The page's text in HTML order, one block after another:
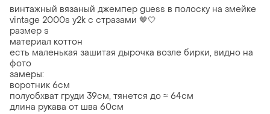
винтажный вязаный джемпер guess в полоску на змейке
vintage 2000s y2k с стразами 🤎🤍
размер s
материал коттон
есть маленькая зашитая дырочка возле бирки, видно на
фото
замеры:
воротник 6см
полуобхват груди 39см, тянется до ≈ 64см
длина рукава от шва 60см